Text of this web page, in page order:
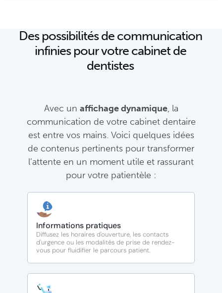
Des possibilités de communication
infinies pour votre cabinet de
dentistes
Avec un affichage dynamique, la
communication de votre cabinet dentaire
est entre vos mains. Voici quelques idées
de contenus pertinents pour transformer
l’attente en un moment utile et rassurant
pour votre patientèle :
Informations pratiques
Diffusez les horaires d'ouverture, les contacts
d'urgence ou les modalités de prise de rendez-
vous pour fluidifier le parcours patient.